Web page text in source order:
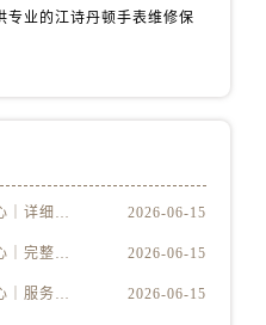
江苏省盐城市盐都区世纪大道5号盐城金融城写字楼1号楼16层1604室江诗丹顿售后服务中心（需提前预约）
专业的江诗丹顿手表维修保
江诗丹顿中国官方售后服务中心｜详细地址及售后服务电话权威信息公示（2026年6月最新） 2026-06-15
江诗丹顿中国官方售后服务中心｜完整地址与联系电话权威信息公示（2026年6月最新） 2026-06-15
江诗丹顿中国官方售后服务中心｜服务电话及详细网点地址权威信息公示（2026年6月最新） 2026-06-15